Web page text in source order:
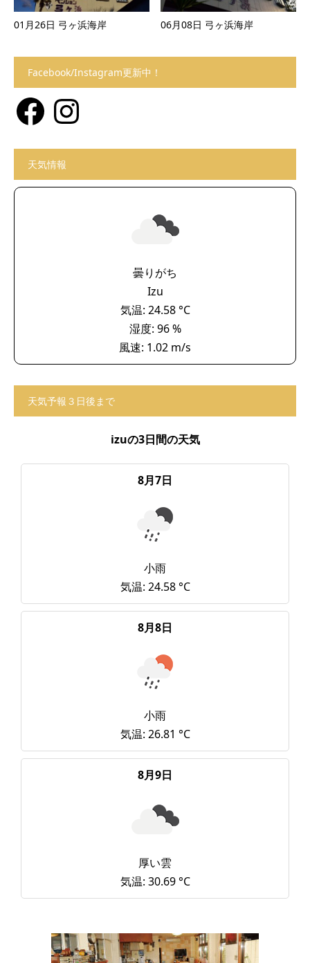
01月26日 弓ヶ浜海岸 06月08日 弓ヶ浜海岸
Facebook/Instagram更新中！
FacebookInstagram
天気情報
曇りがち
Izu
気温: 24.58 °C
湿度: 96 %
風速: 1.02 m/s
天気予報３日後まで
izuの3日間の天気
8月7日
小雨
気温: 24.58 °C
8月8日
小雨
気温: 26.81 °C
8月9日
厚い雲
気温: 30.69 °C